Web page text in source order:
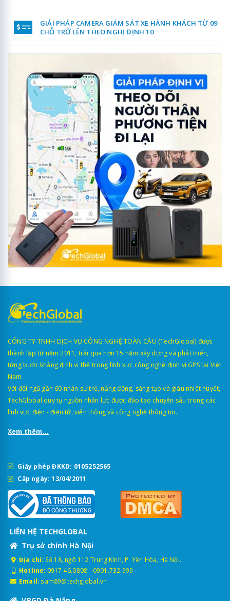
GIẢI PHÁP CAMERA GIÁM SÁT XE HÀNH KHÁCH TỪ 09
CHỖ TRỞ LÊN THEO NGHỊ ĐỊNH 10
CÔNG TY TNHH DỊCH VỤ CÔNG NGHỆ TOÀN CẦU (TechGlobal) được
thành lập từ năm 2011, trải qua hơn 15 năm xây dựng và phát triển,
từng bước khẳng định vị thế trong lĩnh vực công nghệ định vị GPS tại Việt
Nam.
Với đội ngũ gần 60 nhân sự trẻ, năng động, sáng tạo và giàu nhiệt huyết,
TechGlobal quy tụ nguồn nhân lực được đào tạo chuyên sâu trong các
lĩnh vực điện - điện tử, viễn thông và công nghệ thông tin.
Xem thêm...
Giấy phép ĐKKD: 0105252565
Cấp ngày: 13/04/2011
LIÊN HỆ TECHGLOBAL
Trụ sở chính Hà Nội
Địa chỉ: Số 18, ngõ 112 Trung Kính, P. Yên Hòa, Hà Nội.
Hotline: 0917.46.0808- 0901.732.999
Email: sam89@techglobal.vn